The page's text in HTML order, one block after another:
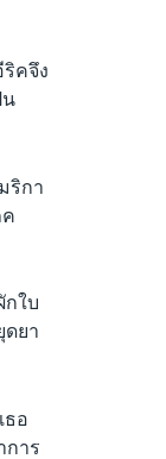
คจึง
น
ริกา
กใบ
ดยา
ธอ
การ